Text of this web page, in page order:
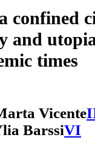
confined
and
times
Vicente
BarssiVI